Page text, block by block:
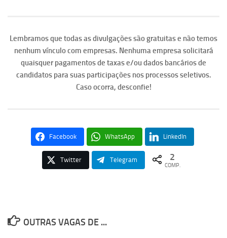
Lembramos que todas as divulgações são gratuitas e não temos
nenhum vínculo com empresas. Nenhuma empresa solicitará
quaisquer pagamentos de taxas e/ou dados bancários de
candidatos para suas participações nos processos seletivos.
Caso ocorra, desconfie!
Facebook WhatsApp LinkedIn
Twitter Telegram 2
COMP.
OUTRAS VAGAS DE ...